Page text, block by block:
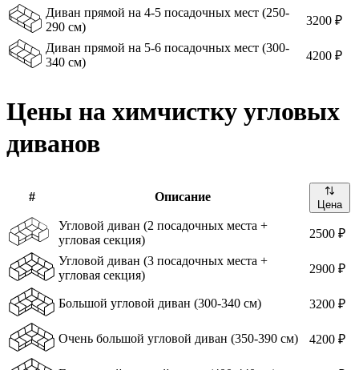
Диван прямой на 4-5 посадочных мест (250-
290 см)
3200 ₽
Диван прямой на 5-6 посадочных мест (300-
340 см)
4200 ₽
Цены на химчистку угловых
диванов
# Описание
Цена
Угловой диван (2 посадочных места +
угловая секция)
2500 ₽
Угловой диван (3 посадочных места +
угловая секция)
2900 ₽
Большой угловой диван (300-340 см) 3200 ₽
Очень большой угловой диван (350-390 см) 4200 ₽